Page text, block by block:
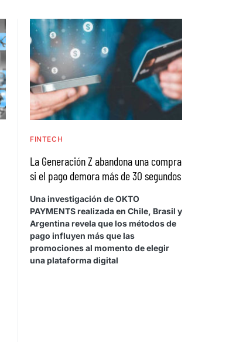
FINTECH
La Generación Z abandona una compra
si el pago demora más de 30 segundos
Una investigación de OKTO
PAYMENTS realizada en Chile, Brasil y
Argentina revela que los métodos de
pago influyen más que las
promociones al momento de elegir
una plataforma digital